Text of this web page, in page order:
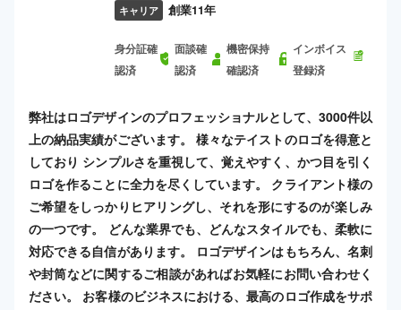
キャリア 創業11年
身分証確
認済
面談確
認済
機密保持
確認済
インボイス
登録済
弊社はロゴデザインのプロフェッショナルとして、3000件以
上の納品実績がございます。 様々なテイストのロゴを得意と
しており シンプルさを重視して、覚えやすく、かつ目を引く
ロゴを作ることに全力を尽くしています。 クライアント様の
ご希望をしっかりヒアリングし、それを形にするのが楽しみ
の一つです。 どんな業界でも、どんなスタイルでも、柔軟に
対応できる自信があります。 ロゴデザインはもちろん、名刺
や封筒などに関するご相談があればお気軽にお問い合わせく
ださい。 お客様のビジネスにおける、最高のロゴ作成をサポ